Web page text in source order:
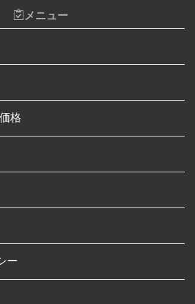
SDカードスロット修理
板破損修理（軽度）
基板破損修理（重度）
換
ル交換修理
ー交換
品修理
メニュー
格
ー